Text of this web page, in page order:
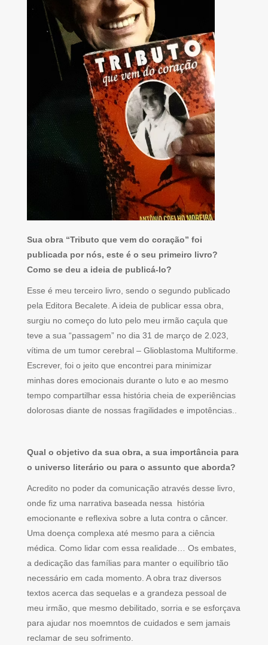
Sua obra “Tributo que vem do coração” foi
publicada por nós, este é o seu primeiro livro?
Como se deu a ideia de publicá-lo?
Esse é meu terceiro livro, sendo o segundo publicado
pela Editora Becalete. A ideia de publicar essa obra,
surgiu no começo do luto pelo meu irmão caçula que
teve a sua “passagem” no dia 31 de março de 2.023,
vítima de um tumor cerebral – Glioblastoma Multiforme.
Escrever, foi o jeito que encontrei para minimizar
minhas dores emocionais durante o luto e ao mesmo
tempo compartilhar essa história cheia de experiências
dolorosas diante de nossas fragilidades e impotências..
Qual o objetivo da sua obra, a sua importância para
o universo literário ou para o assunto que aborda?
Acredito no poder da comunicação através desse livro,
onde fiz uma narrativa baseada nessa história
emocionante e reflexiva sobre a luta contra o câncer.
Uma doença complexa até mesmo para a ciência
médica. Como lidar com essa realidade… Os embates,
a dedicação das famílias para manter o equilíbrio tão
necessário em cada momento. A obra traz diversos
textos acerca das sequelas e a grandeza pessoal de
meu irmão, que mesmo debilitado, sorria e se esforçava
para ajudar nos moemntos de cuidados e sem jamais
reclamar de seu sofrimento.